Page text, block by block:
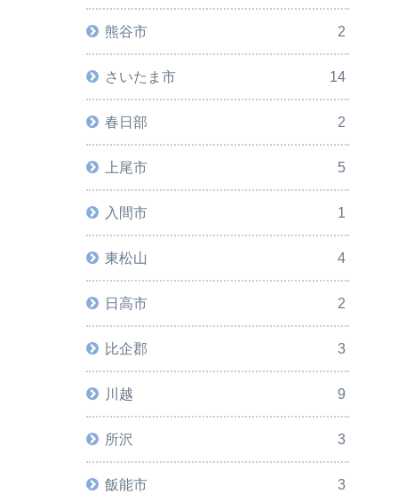
熊谷市 2
さいたま市 14
春日部 2
上尾市 5
入間市 1
東松山 4
日高市 2
比企郡 3
川越 9
所沢 3
飯能市 3